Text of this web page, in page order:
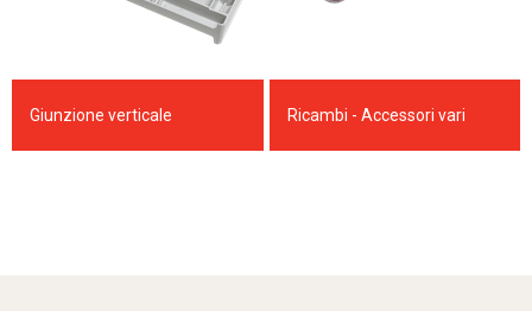
Giunzione verticale Ricambi - Accessori vari